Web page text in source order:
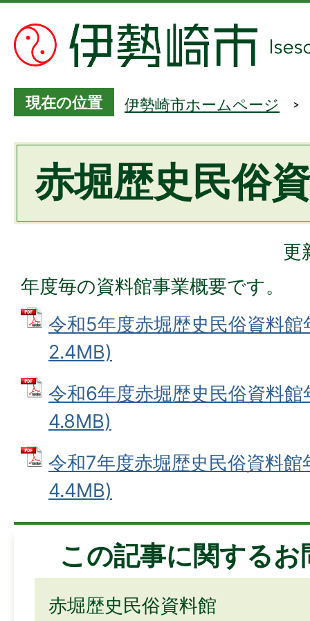
現在の位置 伊勢崎市ホームページ
赤堀歴史民俗
更
年度毎の資料館事業概要です。
令和5年度赤堀歴史民俗資料
2.4MB)
令和6年度赤堀歴史民俗資料
4.8MB)
令和7年度赤堀歴史民俗資料
4.4MB)
この記事に関する
赤堀歴史民俗資料館